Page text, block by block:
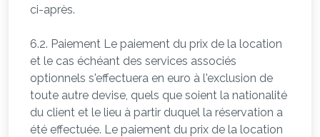
ci-après.
6.2. Paiement Le paiement du prix de la location
et le cas échéant des services associés
optionnels s'effectuera en euro à l'exclusion de
toute autre devise, quels que soient la nationalité
du client et le lieu à partir duquel la réservation a
été effectuée. Le paiement du prix de la location